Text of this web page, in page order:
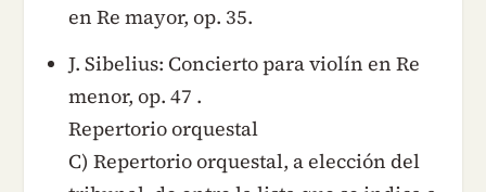
en Re mayor, op. 35.
J. Sibelius: Concierto para violín en Re
menor, op. 47 .
Repertorio orquestal
C) Repertorio orquestal, a elección del